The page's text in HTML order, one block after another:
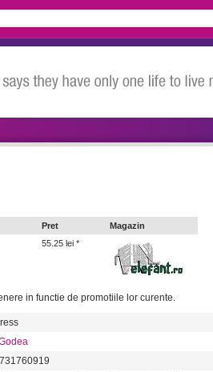
Pret Magazin
55.25 lei *
in functie de promotiile lor curente.